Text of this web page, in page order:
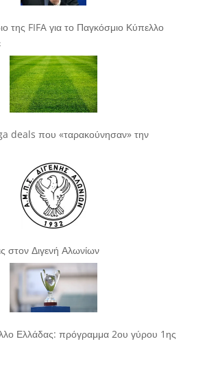
της FIFA για το Παγκόσμιο Κύπελλο
deals που «ταρακούνησαν» την
στον Διγενή Αλωνίων
Ελλάδας: πρόγραμμα 2ου γύρου 1ης